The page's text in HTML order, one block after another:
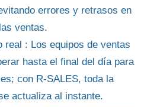
errores y retrasos en
las ventas.
real : Los equipos de ventas
hasta el final del día para
con R-SALES, toda la
actualiza al instante.